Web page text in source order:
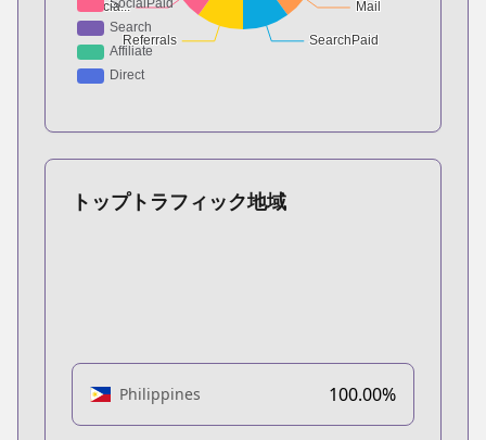
トップトラフィック地域
Philippines 100.00%